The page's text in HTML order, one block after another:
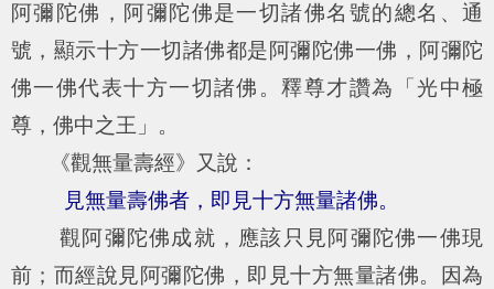
阿彌陀佛，阿彌陀佛是一切諸佛名號的總名、通
號，顯示十方一切諸佛都是阿彌陀佛一佛，阿彌陀
佛一佛代表十方一切諸佛。釋尊才讚為「光中極
尊，佛中之王」。
《觀無量壽經》又說：
見無量壽佛者，即見十方無量諸佛。
觀阿彌陀佛成就，應該只見阿彌陀佛一佛現
前；而經說見阿彌陀佛，即見十方無量諸佛。因為